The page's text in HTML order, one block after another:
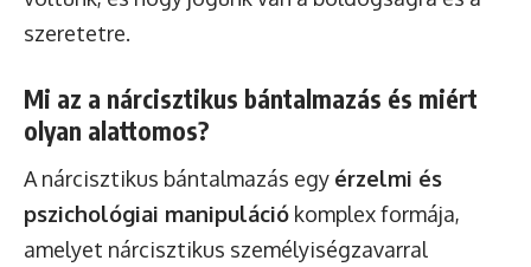
szeretetre.
Mi az a nárcisztikus bántalmazás és miért
olyan alattomos?
A nárcisztikus bántalmazás egy érzelmi és
pszichológiai manipuláció komplex formája,
amelyet nárcisztikus személyiségzavarral